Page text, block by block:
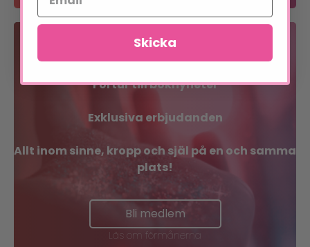
Bli medlem
Förtur till boknyheter
Exklusiva erbjudanden
Allt inom sinne, kropp och själ på en och samma
plats!
Bli medlem
Läs om förmånerna
Skicka